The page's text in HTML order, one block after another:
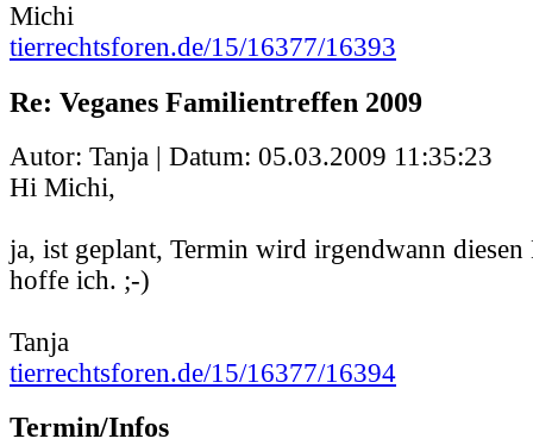
Michi
tierrechtsforen.de/15/16377/16393
Re: Veganes Familientreffen 2009
Autor: Tanja | Datum: 05.03.2009 11:35:23
Hi Michi,
ja, ist geplant, Termin wird irgendwann diesen
hoffe ich. ;-)
Tanja
tierrechtsforen.de/15/16377/16394
Termin/Infos